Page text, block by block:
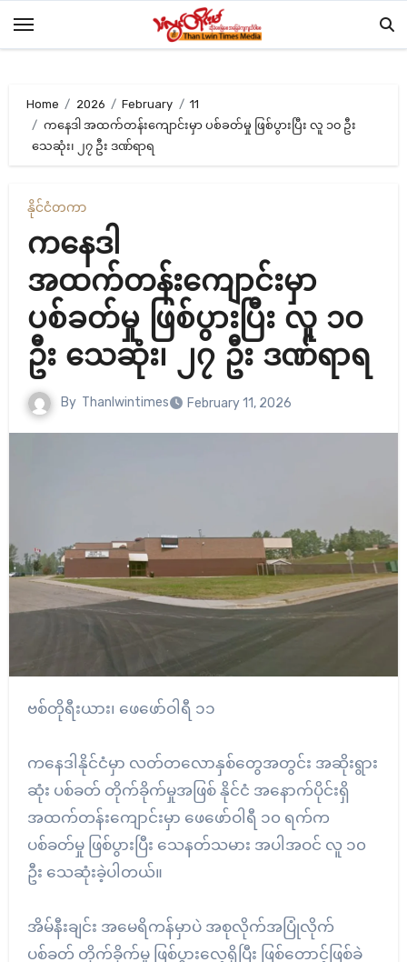
Home 2026 February
11
ကနေဒါ အထက်တန်းကျောင်းမှာ ပစ်ခတ်မှု ဖြစ်ပွားပြီး လူ ၁၀ ဦး
သေဆုံး၊ ၂၇ ဦး ဒဏ်ရာရ
နိုင်ငံတကာ
ကနေဒါ
အထက်တန်းကျောင်းမှာ
ပစ်ခတ်မှု ဖြစ်ပွားပြီး လူ ၁၀
ဦး သေဆုံး၊ ၂၇ ဦး ဒဏ်ရာရ
By Thanlwintimes February 11, 2026
ဗစ်တိုရီးယား၊ ဖေဖော်ဝါရီ ၁၁
ကနေဒါနိုင်ငံမှာ လတ်တလောနှစ်တွေအတွင်း အဆိုးရွား
ဆုံး ပစ်ခတ် တိုက်ခိုက်မှုအဖြစ် နိုင်ငံ အနောက်ပိုင်းရှိ
အထက်တန်းကျောင်းမှာ ဖေဖော်ဝါရီ ၁၀ ရက်က
ပစ်ခတ်မှု ဖြစ်ပွားပြီး သေနတ်သမား အပါအဝင် လူ ၁၀
ဦး သေဆုံးခဲ့ပါတယ်။
အိမ်နီးချင်း အမေရိကန်မှာပဲ အစုလိုက်အပြုံလိုက်
ပစ်ခတ် တိုက်ခိုက်မှု ဖြစ်ပွားလေ့ရှိပြီး ဖြစ်တောင့်ဖြစ်ခဲ